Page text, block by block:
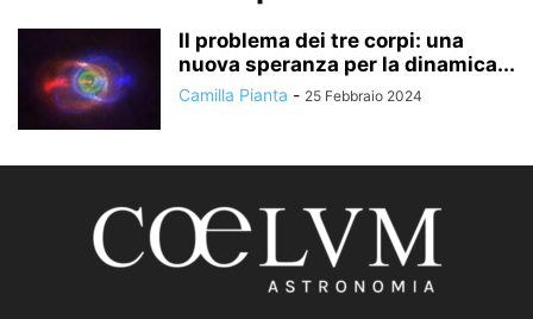
Il problema dei tre corpi: una
nuova speranza per la dinamica...
Camilla Pianta - 25 Febbraio 2024